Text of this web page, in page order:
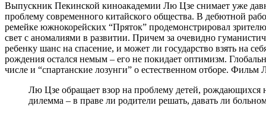
Выпускник Пекинской киноакадемии Лю Цзе снимает уже
проблему современного китайского общества. В дебютной
ремейке южнокорейских “Пряток” продемонстрировал
свет с аномалиями в развитии. Причем за очевидно
ребенку шанс на спасение, и может ли государство взять на
рождения остался немым – его не покидает оптимизм.
числе и “спартанские лозунги” о естественном отборе.
Лю Цзе обращает взор на проблему детей, рождающихся
дилемма – в праве ли родители решать, давать ли